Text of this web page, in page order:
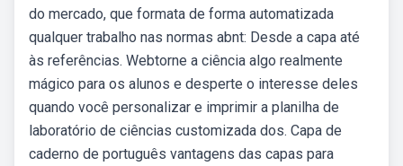
do mercado, que formata de forma automatizada
qualquer trabalho nas normas abnt: Desde a capa até
às referências. Webtorne a ciência algo realmente
mágico para os alunos e desperte o interesse deles
quando você personalizar e imprimir a planilha de
laboratório de ciências customizada dos. Capa de
caderno de português vantagens das capas para